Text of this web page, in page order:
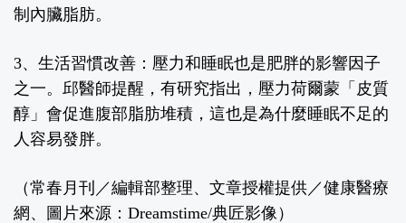
制內臟脂肪。
3、生活習慣改善： 壓力和睡眠也是肥胖的影響因子
之一。邱醫師提醒，有研究指出，壓力荷爾蒙「皮質
醇」會促進腹部脂肪堆積，這也是為什麼睡眠不足的
人容易發胖。
（常春月刊／編輯部整理、文章授權提供／健康醫療
網、圖片來源：Dreamstime/典匠影像）